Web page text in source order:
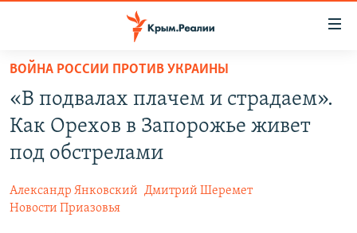
Вернуться
основному
содержанию
главной
навигации
СПЕЦПРОЕКТЫ
ГРУЗ 200
11 ЛЕТ ОККУПАЦИИ КРЫМА. 11 ИСТОРИЙ СОПРОТИВЛЕНИЯ
ЕЩЕ
ВОЙНА РОССИИ ПРОТИВ УКРАИНЫ
«В подвалах плачем и страдаем».
Как Орехов в Запорожье живет
под обстрелами
Александр Янковский Дмитрий Шеремет
Новости Приазовья